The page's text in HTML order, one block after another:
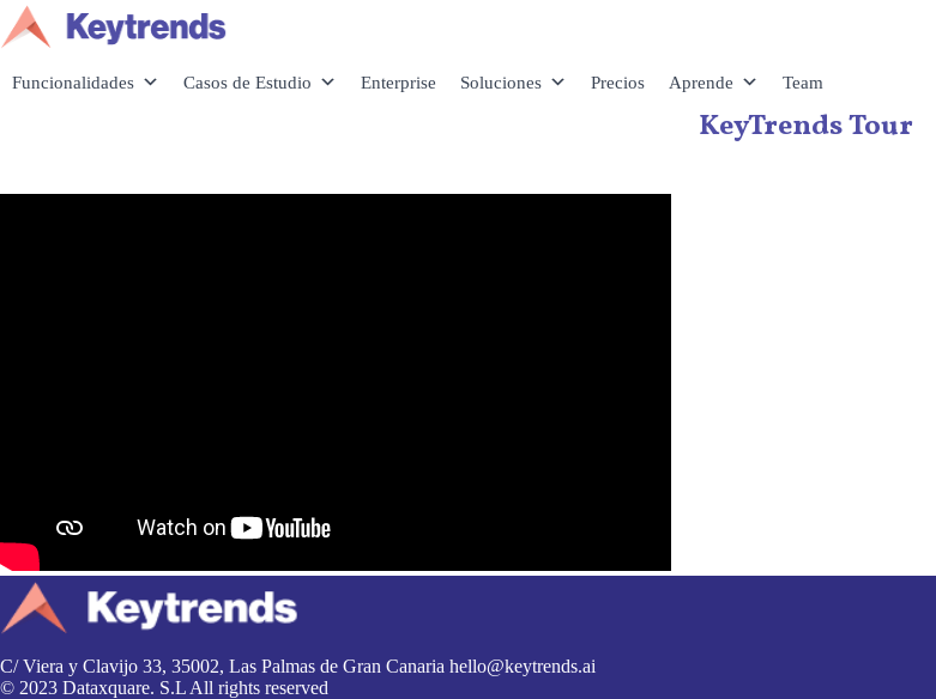
Saltar
al
contenido
Funcionalidades Casos de Estudio Enterprise Soluciones Precios Aprende Team
KeyTrends Tour
C/ Viera y Clavijo 33, 35002, Las Palmas de Gran Canaria hello@keytrends.ai
© 2023 Dataxquare. S.L All rights reserved